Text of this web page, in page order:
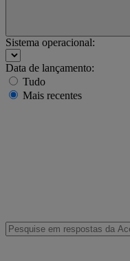
Sistema operacional:
Data de lançamento:
Tudo
Mais recentes